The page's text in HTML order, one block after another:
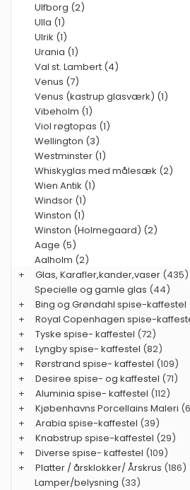
Ulfborg (2)
Ulla (1)
Ulrik (1)
Urania (1)
Val st. Lambert (4)
Venus (7)
Venus (kastrup glasværk) (1)
Vibeholm (1)
Viol røgtopas (1)
Wellington (3)
Westminster (1)
Whiskyglas med målesæk (2)
Wien Antik (1)
Windsor (1)
Winston (1)
Winston (Holmegaard) (2)
Aage (5)
Aalholm (2)
+
Glas, Karafler,kander,vaser (435)
Specielle og gamle glas (44)
+
Bing og Grøndahl spise-kaffestel
+
Royal Copenhagen spise-
+
Tyske spise- kaffestel (72)
+
Lyngby spise- kaffestel (82)
+
Rørstrand spise- kaffestel (109)
+
Desiree spise- og kaffestel (71)
+
Aluminia spise- kaffestel (112)
+
Kjøbenhavns Porcellains Maleri
+
Arabia spise-kaffestel (39)
+
Knabstrup spise-kaffestel (29)
+
Diverse spise- kaffestel (109)
+
Platter / årsklokker/ Årskrus (186)
Lamper/belysning (33)